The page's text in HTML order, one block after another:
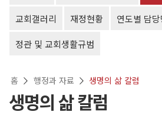
교회갤러리 재정현황 연도별 담
정관 및 교회생활규범
홈 행정과 자료 생명의 삶 칼럼
생명의 삶 칼럼